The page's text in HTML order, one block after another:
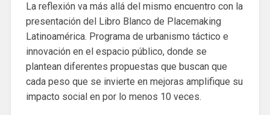
La reflexión va más allá del mismo encuentro con la
presentación del Libro Blanco de Placemaking
Latinoamérica. Programa de urbanismo táctico e
innovación en el espacio público, donde se
plantean diferentes propuestas que buscan que
cada peso que se invierte en mejoras amplifique su
impacto social en por lo menos 10 veces.